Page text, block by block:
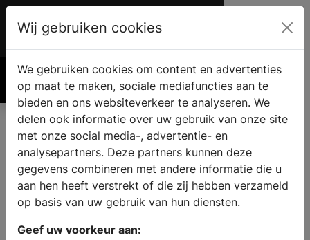
Account
Zoek
Wij gebruiken cookies
We gebruiken cookies om content en advertenties
op maat te maken, sociale mediafuncties aan te
bieden en ons websiteverkeer te analyseren. We
delen ook informatie over uw gebruik van onze site
met onze social media-, advertentie- en
analysepartners. Deze partners kunnen deze
gegevens combineren met andere informatie die u
aan hen heeft verstrekt of die zij hebben verzameld
op basis van uw gebruik van hun diensten.
Geef uw voorkeur aan: